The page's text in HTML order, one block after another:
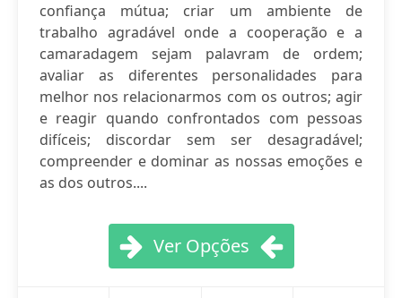
confiança mútua; criar um ambiente de
trabalho agradável onde a cooperação e a
camaradagem sejam palavram de ordem;
avaliar as diferentes personalidades para
melhor nos relacionarmos com os outros; agir
e reagir quando confrontados com pessoas
difíceis; discordar sem ser desagradável;
compreender e dominar as nossas emoções e
as dos outros....
Ver Opções